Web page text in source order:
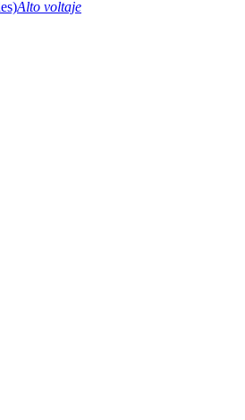
Alto voltaje